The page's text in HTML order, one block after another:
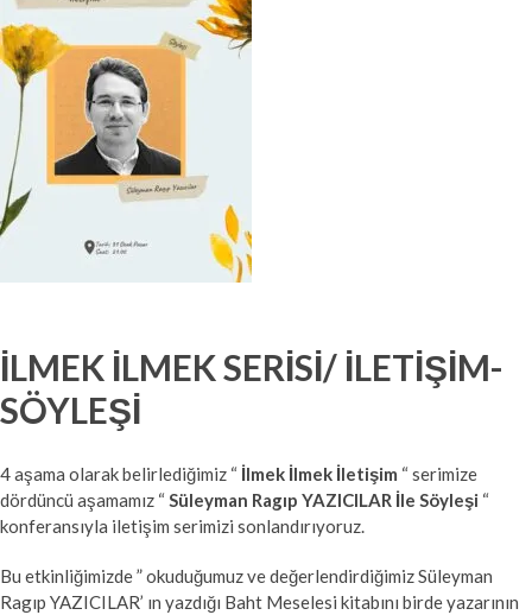
İLMEK İLMEK SERİSİ/ İLETİŞİM-
SÖYLEŞİ
4 aşama olarak belirlediğimiz “ İlmek İlmek İletişim “ serimize
dördüncü aşamamız “Süleyman Ragıp YAZICILAR İle Söyleşi “
konferansıyla iletişim serimizi sonlandırıyoruz.
Bu etkinliğimizde ” okuduğumuz ve değerlendirdiğimiz Süleyman
Ragıp YAZICILAR’ ın yazdığı Baht Meselesi kitabını birde yazarının